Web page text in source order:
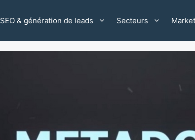
SEO & génération de leads Secteurs